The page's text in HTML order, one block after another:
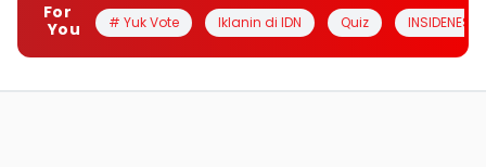
For
You
# Yuk Vote Iklanin di IDN Quiz INSIDENESIA